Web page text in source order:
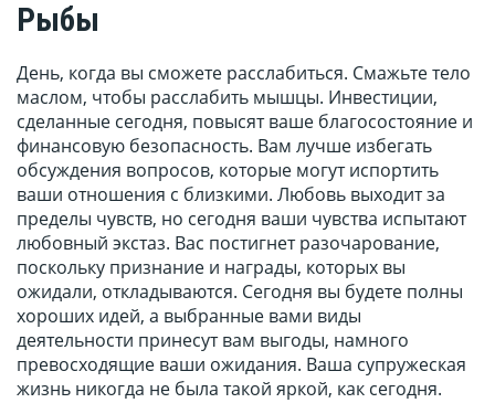
Рыбы
День, когда вы сможете расслабиться. Смажьте тело
маслом, чтобы расслабить мышцы. Инвестиции,
сделанные сегодня, повысят ваше благосостояние и
финансовую безопасность. Вам лучше избегать
обсуждения вопросов, которые могут испортить
ваши отношения с близкими. Любовь выходит за
пределы чувств, но сегодня ваши чувства испытают
любовный экстаз. Вас постигнет разочарование,
поскольку признание и награды, которых вы
ожидали, откладываются. Сегодня вы будете полны
хороших идей, а выбранные вами виды
деятельности принесут вам выгоды, намного
превосходящие ваши ожидания. Ваша супружеская
жизнь никогда не была такой яркой, как сегодня.